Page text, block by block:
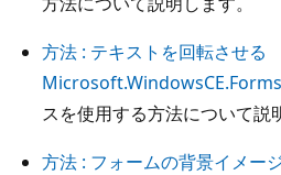
方法 : テキストを回転させる
Microsoft.WindowsCE.Forms
スを使用する方法について説
方法 : フォームの背景イメー